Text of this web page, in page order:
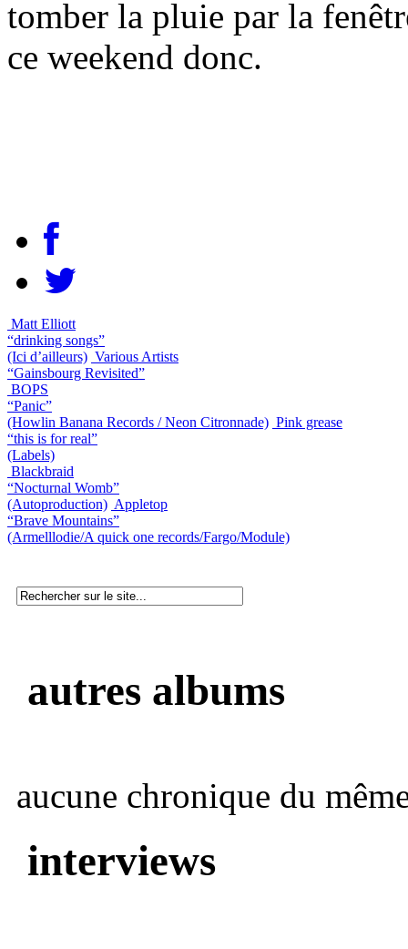
tomber la pluie par la
ce weekend donc.
Matt Elliott
“drinking songs”
(Ici d’ailleurs) Various Artists
“Gainsbourg Revisited”
BOPS
“Panic”
(Howlin Banana Records / Neon Citronnade) Pink grease
“this is for real”
(Labels)
Blackbraid
“Nocturnal Womb”
(Autoproduction) Appletop
“Brave Mountains”
(Armelllodie/A quick one records/Fargo/Module)
autres albums
aucune chronique du
interviews